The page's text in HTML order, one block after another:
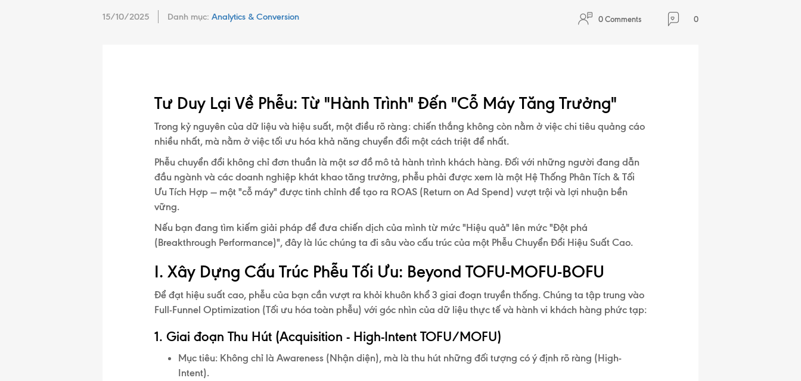
15/10/2025 Danh mục: Analytics & Conversion 0
0 Comments
Tư Duy Lại Về Phễu: Từ "Hành Trình" Đến "Cỗ Máy Tăng Trưởng"
Trong kỷ nguyên của dữ liệu và hiệu suất, một điều rõ ràng: chiến thắng không còn nằm ở việc chi tiêu quảng cáo
nhiều nhất, mà nằm ở việc tối ưu hóa khả năng chuyển đổi một cách triệt để nhất.
Phễu chuyển đổi không chỉ đơn thuần là một sơ đồ mô tả hành trình khách hàng. Đối với những người đang dẫn
đầu ngành và các doanh nghiệp khát khao tăng trưởng, phễu phải được xem là một Hệ Thống Phân Tích & Tối
Ưu Tích Hợp — một "cỗ máy" được tinh chỉnh để tạo ra ROAS (Return on Ad Spend) vượt trội và lợi nhuận bền
vững.
Nếu bạn đang tìm kiếm giải pháp để đưa chiến dịch của mình từ mức "Hiệu quả" lên mức "Đột phá
(Breakthrough Performance)", đây là lúc chúng ta đi sâu vào cấu trúc của một Phễu Chuyển Đổi Hiệu Suất Cao.
I. Xây Dựng Cấu Trúc Phễu Tối Ưu: Beyond TOFU-MOFU-BOFU
Để đạt hiệu suất cao, phễu của bạn cần vượt ra khỏi khuôn khổ 3 giai đoạn truyền thống. Chúng ta tập trung vào
Full-Funnel Optimization (Tối ưu hóa toàn phễu) với góc nhìn của dữ liệu thực tế và hành vi khách hàng phức tạp:
1. Giai đoạn Thu Hút (Acquisition - High-Intent TOFU/MOFU)
Mục tiêu: Không chỉ là Awareness (Nhận diện), mà là thu hút những đối tượng có ý định rõ ràng (High-
Intent).